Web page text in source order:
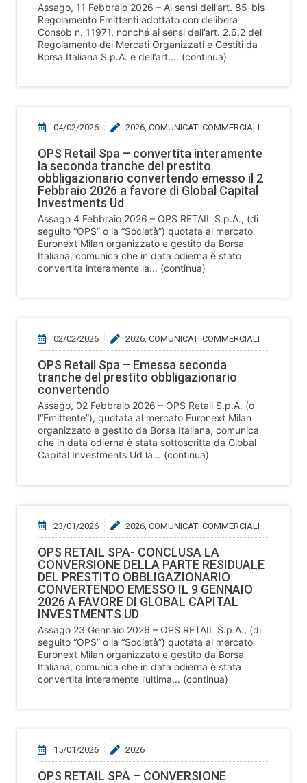
Assago, 11 Febbraio 2026 – Ai sensi dell’art. 85-bis
Regolamento Emittenti adottato con delibera
Consob n. 11971, nonché ai sensi dell’art. 2.6.2 del
Regolamento dei Mercati Organizzati e Gestiti da
Borsa Italiana S.p.A. e dell’art.... (continua)
04/02/2026 2026, COMUNICATI COMMERCIALI
OPS Retail Spa – convertita interamente
la seconda tranche del prestito
obbligazionario convertendo emesso il 2
Febbraio 2026 a favore di Global Capital
Investments Ud
Assago 4 Febbraio 2026 – OPS RETAIL S.p.A., (di
seguito “OPS” o la “Società”) quotata al mercato
Euronext Milan organizzato e gestito da Borsa
Italiana, comunica che in data odierna è stato
convertita interamente la... (continua)
02/02/2026 2026, COMUNICATI COMMERCIALI
OPS Retail Spa – Emessa seconda
tranche del prestito obbligazionario
convertendo
Assago, 02 Febbraio 2026 – OPS Retail S.p.A. (o
l“Emittente”), quotata al mercato Euronext Milan
organizzato e gestito da Borsa Italiana, comunica
che in data odierna è stata sottoscritta da Global
Capital Investments Ud la... (continua)
23/01/2026 2026 COMUNICATI COMMERCIALI
OPS RETAIL SPA- CONCLUSA LA
CONVERSIONE DELLA PARTE RESIDUALE
DEL PRESTITO OBBLIGAZIONARIO
CONVERTENDO EMESSO IL 9 GENNAIO
2026 A FAVORE DI GLOBAL CAPITAL
INVESTMENTS UD
Assago 23 Gennaio 2026 – OPS RETAIL S.p.A., (di
seguito “OPS” o la “Società”) quotata al mercato
Euronext Milan organizzato e gestito da Borsa
Italiana, comunica che in data odierna è stata
convertita interamente l’ultima... (continua)
15/01/2026 2026
OPS RETAIL SPA – CONVERSIONE